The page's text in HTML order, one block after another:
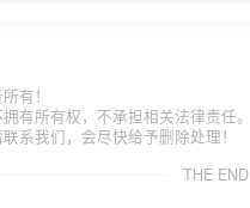
有！
有所有权，不承担相关法律责任。
系我们，会尽快给予删除处理！
THE END